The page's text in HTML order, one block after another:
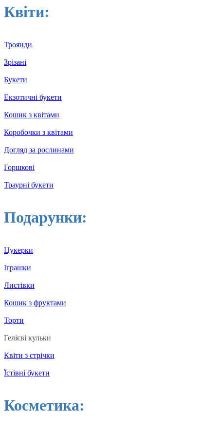
Квіти:
Троянди
Зрізані
Букети
Екзотичні букети
Кошик з квітами
Коробочки з квітами
Догляд за рослинами
Горшкові
Траурні букети
Подарунки:
Цукерки
Іграшки
Листівки
Кошик з фруктами
Торти
Гелієві кульки
Квіти з стрічки
Їстівні букети
Косметика: